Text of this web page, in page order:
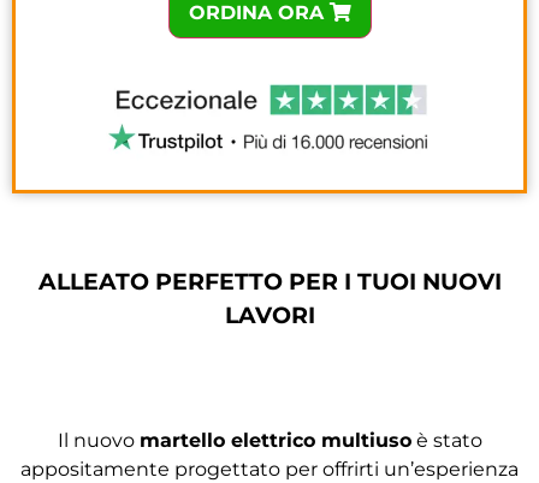
ORDINA ORA
ALLEATO PERFETTO PER I TUOI NUOVI
LAVORI
Il nuovo martello elettrico multiusoè stato
appositamente progettato per offrirti un’esperienza